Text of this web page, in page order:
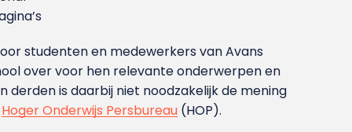
studenten en medewerkers van Avans
over voor hen relevante onderwerpen en
is daarbij niet noodzakelijk de mening
Hoger Onderwijs Persbureau (HOP).